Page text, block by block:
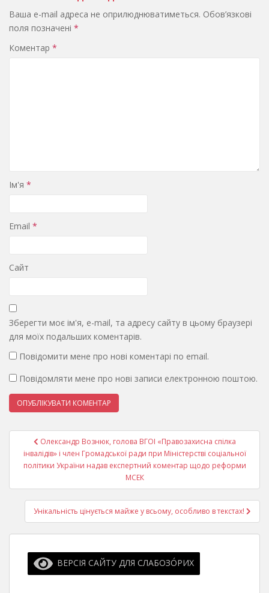
Ваша e-mail адреса не оприлюднюватиметься. Обов’язкові
поля позначені *
Коментар *
Ім'я *
Email *
Сайт
Зберегти моє ім'я, e-mail, та адресу сайту в цьому браузері
для моїх подальших коментарів.
Повідомити мене про нові коментарі по email.
Повідомляти мене про нові записи електронною поштою.
Навігація
записів
Олександр Вознюк, голова ВГОІ «Правозахисна спілка
інвалідів» і член Громадської ради при Міністерстві соціальної
політики України надав експертний коментар щодо реформи
МСЕК
Унікальність цінується майже у всьому, особливо в текстах!
ВЕРСІЯ САЙТУ ДЛЯ СЛАБОЗО́РИХ